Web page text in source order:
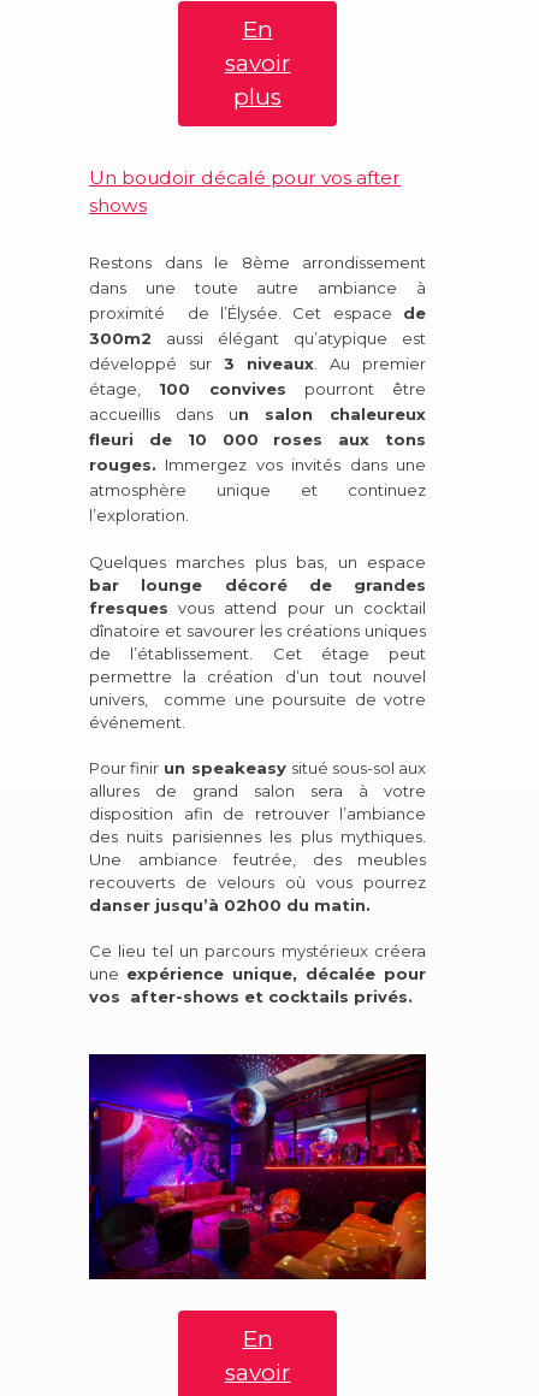
En
savoir
plus
Un boudoir décalé pour vos after
shows
Restons dans le 8ème arrondissement
dans une toute autre ambiance à
proximité de l’Élysée. Cet espace de
300m2 aussi élégant qu’atypique est
développé sur 3 niveaux . Au premier
étage, 100 convives pourront être
accueillis dans un salon chaleureux
fleuri de 10 000 roses aux tons
rouges. Immergez vos invités dans une
atmosphère unique et continuez
l’exploration.
Quelques marches plus bas, un espace
bar lounge décoré de grandes
fresques vous attend pour un cocktail
dînatoire et savourer les créations uniques
de l’établissement. Cet étage peut
permettre la création d’un tout nouvel
univers, comme une poursuite de votre
événement.
Pour finir un speakeasy situé sous-sol aux
allures de grand salon sera à votre
disposition afin de retrouver l’ambiance
des nuits parisiennes les plus mythiques.
Une ambiance feutrée, des meubles
recouverts de velours où vous pourrez
danser jusqu’à 02h00 du matin.
Ce lieu tel un parcours mystérieux créera
une expérience unique, décalée pour
vos after-shows et cocktails privés.
En
savoir